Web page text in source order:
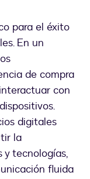
para el éxito
En un
de compra
con
digitales
la
tecnologías,
fluida